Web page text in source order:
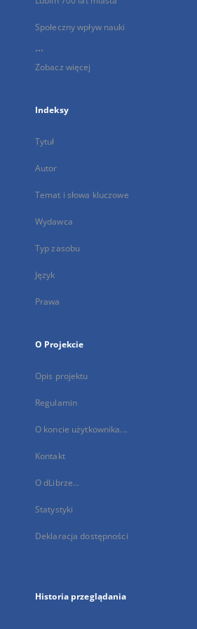
Społeczny wpływ nauki
...
Zobacz więcej
Indeksy
Tytuł
Autor
Temat i słowa kluczowe
Wydawca
Typ zasobu
Język
Prawa
O Projekcie
Opis projektu
Regulamin
O koncie użytkownika...
Kontakt
O dLibrze...
Statystyki
Deklaracja dostępności
Historia przeglądania